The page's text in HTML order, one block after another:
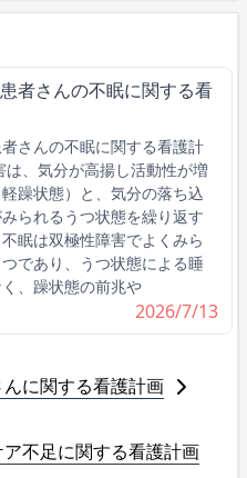
者さんの不眠に関する看
さんの不眠に関する看護計
、気分が高揚し活動性が増
躁状態）と、気分の落ち込
られるうつ状態を繰り返す
眠は双極性障害でよくみら
であり、うつ状態による睡
、躁状態の前兆や
2026/7/13
に関する看護計画
不足に関する看護計画